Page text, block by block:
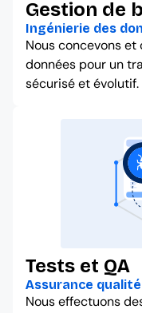
Gestion de
Ingénierie des
Nous concevons
données pour un
sécurisé et évolutif.
Tests et QA
Assurance qualité
Nous effectuons